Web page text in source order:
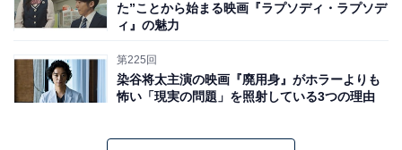
た”ことから始まる映画『ラプソディ・ラプソデ
ィ』の魅力
第225回
染谷将太主演の映画『廃用身』がホラーよりも
怖い「現実の問題」を照射している3つの理由